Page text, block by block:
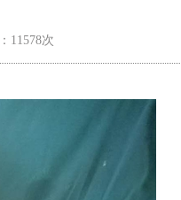
11578次